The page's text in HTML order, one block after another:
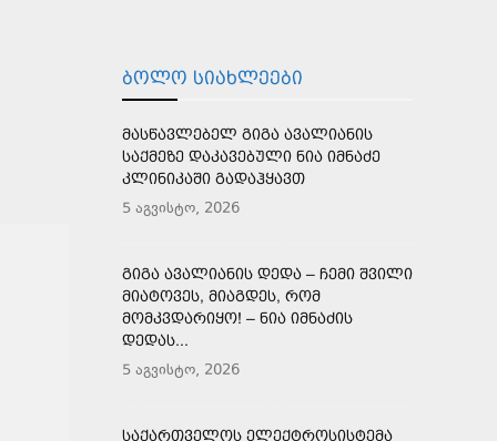
ᲑᲝᲚᲝ ᲡᲘᲐᲮᲚᲔᲔᲑᲘ
ᲛᲐᲡᲬᲐᲕᲚᲔᲑᲔᲚ ᲒᲘᲒᲐ ᲐᲕᲐᲚᲘᲐᲜᲘᲡ
ᲡᲐᲥᲛᲔᲖᲔ ᲓᲐᲙᲐᲕᲔᲑᲣᲚᲘ ᲜᲘᲐ ᲘᲛᲜᲐᲫᲔ
ᲙᲚᲘᲜᲘᲙᲐᲨᲘ ᲒᲐᲓᲐᲰᲧᲐᲕᲗ
5 აგვისტო, 2026
ᲒᲘᲒᲐ ᲐᲕᲐᲚᲘᲐᲜᲘᲡ ᲓᲔᲓᲐ – ᲩᲔᲛᲘ ᲨᲕᲘᲚᲘ
ᲛᲘᲐᲢᲝᲕᲔᲡ, ᲛᲘᲐᲒᲓᲔᲡ, ᲠᲝᲛ
ᲛᲝᲛᲙᲕᲓᲐᲠᲘᲧᲝ! – ᲜᲘᲐ ᲘᲛᲜᲐᲫᲘᲡ
ᲓᲔᲓᲐᲡ...
5 აგვისტო, 2026
ᲡᲐᲥᲐᲠᲗᲕᲔᲚᲝᲡ ᲔᲚᲔᲥᲢᲠᲝᲡᲘᲡᲢᲔᲛᲐ